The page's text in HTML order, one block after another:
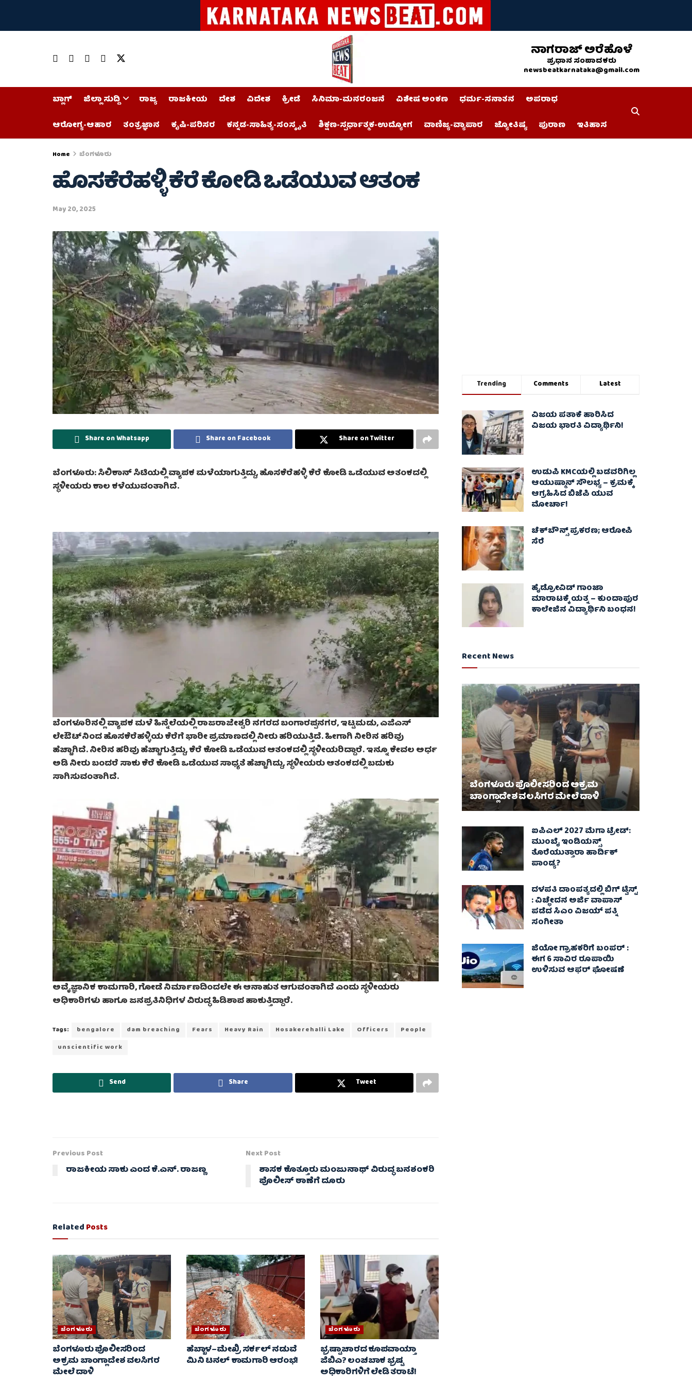
ನಾಗರಾಜ್ ಅರೆಹೊಳೆ
ಪ್ರಧಾನ ಸಂಪಾದಕರು
newsbeatkarnataka@gmail.com
ಬ್ಲಾಗ್ ಜಿಲ್ಲಾ ಸುದ್ದಿ ರಾಜ್ಯ ರಾಜಕೀಯ ದೇಶ ವಿದೇಶ ಕ್ರೀಡೆ ಸಿನಿಮಾ-ಮನರಂಜನೆ ವಿಶೇಷ ಅಂಕಣ ಧರ್ಮ-ಸನಾತನ
ಅಪರಾಧ
ಆರೋಗ್ಯ-ಆಹಾರ
ತಂತ್ರಜ್ಞಾನ ಕೃಷಿ-ಪರಿಸರ ಕನ್ನಡ-ಸಾಹಿತ್ಯ-ಸಂಸ್ಕೃತಿ ಶಿಕ್ಷಣ-ಸ್ಪರ್ಧಾತ್ಮಕ-ಉದ್ಯೋಗ ವಾಣಿಜ್ಯ-ವ್ಯಾಪಾರ ಜ್ಯೋತಿಷ್ಯ ಪುರಾಣ ಇತಿಹಾಸ
Home ಬೆಂಗಳೂರು
ಹೊಸಕೆರೆಹಳ್ಳಿ ಕೆರೆ ಕೋಡಿ ಒಡೆಯುವ ಆತಂಕ
May 20, 2025
Share on Whatsapp Share on Facebook Share on Twitter
ಬೆಂಗಳೂರು: ಸಿಲಿಕಾನ್ ಸಿಟಿಯಲ್ಲಿ ವ್ಯಾಪಕ ಮಳೆಯಾಗುತ್ತಿದ್ದು, ಹೊಸಕೆರೆಹಳ್ಳಿ ಕೆರೆ ಕೋಡಿ ಒಡೆಯುವ ಅತಂಕದಲ್ಲಿ
ಸ್ಥಳೀಯರು ಕಾಲ ಕಳೆಯುವಂತಾಗಿದೆ.
ಬೆಂಗಳೂರಿನಲ್ಲಿ ವ್ಯಾಪಕ ಮಳೆ ಹಿನ್ನೆಲೆಯಲ್ಲಿ ರಾಜರಾಜೇಶ್ವರಿ ನಗರದ ಬಂಗಾರಪ್ಪನಗರ, ಇಟ್ಟಮಡು, ಎಜಿಎಸ್
ಲೇಔಟ್‌ನಿಂದ ಹೊಸಕೆರೆಹಳ್ಳಿಯ ಕೆರೆಗೆ ಭಾರೀ ಪ್ರಮಾಣದಲ್ಲಿ ನೀರು ಹರಿಯುತ್ತಿದೆ. ಹೀಗಾಗಿ ನೀರಿನ ಹರಿವು
ಹೆಚ್ಚಾಗಿದೆ. ನೀರಿನ ಹರಿವು ಹೆಚ್ಚಾಗುತ್ತಿದ್ದು, ಕೆರೆ ಕೋಡಿ ಒಡೆಯುವ ಆತಂಕದಲ್ಲಿ ಸ್ಥಳೀಯರಿದ್ದಾರೆ. ಇನ್ನೂ ಕೇವಲ ಅರ್ಧ
ಅಡಿ ನೀರು ಬಂದರೆ ಸಾಕು ಕೆರೆ ಕೋಡಿ ಒಡೆಯುವ ಸಾಧ್ಯತೆ ಹೆಚ್ಚಾಗಿದ್ದು, ಸ್ಥಳೀಯರು ಆತಂಕದಲ್ಲಿ ಬದುಕು
ಸಾಗಿಸುವಂತಾಗಿದೆ.
ಅವೈಜ್ಞಾನಿಕ ಕಾಮಗಾರಿ, ಗೋಡೆ ನಿರ್ಮಾಣದಿಂದಲೇ ಈ ಆನಾಹುತ ಆಗುವಂತಾಗಿದೆ ಎಂದು ಸ್ಥಳೀಯರು
ಅಧಿಕಾರಿಗಳು ಹಾಗೂ ಜನಪ್ರತಿನಿಧಿಗಳ ವಿರುದ್ಧ ಹಿಡಿಶಾಪ ಹಾಕುತ್ತಿದ್ದಾರೆ.
Tags: bengalore dam breaching Fears Heavy Rain Hosakerehalli Lake Officers
People
unscientific work
Send Share Tweet
Previous Post
ರಾಜಕೀಯ ಸಾಕು ಎಂದ ಕೆ.ಎನ್. ರಾಜಣ್ಣ
Next Post
ಶಾಸಕ ಕೊತ್ತೂರು ಮಂಜುನಾಥ್ ವಿರುದ್ಧ ಬನಶಂಕರಿ
ಪೊಲೀಸ್ ಠಾಣೆಗೆ ದೂರು
RelatedPosts
ಬೆಂಗಳೂರು
ಬೆಂಗಳೂರು ಪೊಲೀಸರಿಂದ
ಅಕ್ರಮ ಬಾಂಗ್ಲಾದೇಶ ವಲಸಿಗರ
ಮೇಲೆ ದಾಳಿ
ಬೆಂಗಳೂರು
ಹೆಬ್ಬಾಳ–ಮೇಖ್ರಿ ಸರ್ಕಲ್ ನಡುವೆ
ಮಿನಿ ಟನಲ್ ಕಾಮಗಾರಿ ಆರಂಭ!
ಬೆಂಗಳೂರು
ಭ್ರಷ್ಟಾಚಾರದ ಕೂಪವಾಯ್ತಾ
ಜಿಬಿಎ? ಲಂಚಬಾಕ ಭ್ರಷ್ಟ
ಅಧಿಕಾರಿಗಳಿಗೆ ಲೇಡಿ ತರಾಟೆ!
Trending Comments Latest
ವಿಜಯ ಪತಾಕೆ ಹಾರಿಸಿದ
ವಿಜಯ ಭಾರತಿ ವಿದ್ಯಾರ್ಥಿನಿ!
ಉಡುಪಿ KMCಯಲ್ಲಿ ಬಡವರಿಗಿಲ್ಲ
ಆಯುಷ್ಮಾನ್ ಸೌಲಭ್ಯ – ಕ್ರಮಕ್ಕೆ
ಆಗ್ರಹಿಸಿದ ಬಿಜೆಪಿ ಯುವ
ಮೋರ್ಚಾ!
ಚೆಕ್​ಬೌನ್ಸ್​ ಪ್ರಕರಣ; ಆರೋಪಿ
ಸೆರೆ
ಹೈಡ್ರೋವಿಡ್ ಗಾಂಜಾ
ಮಾರಾಟಕ್ಕೆ ಯತ್ನ – ಕುಂದಾಪುರ
ಕಾಲೇಜಿನ ವಿದ್ಯಾರ್ಥಿನಿ ಬಂಧನ!
Recent News
ಬೆಂಗಳೂರು ಪೊಲೀಸರಿಂದ ಅಕ್ರಮ
ಬಾಂಗ್ಲಾದೇಶ ವಲಸಿಗರ ಮೇಲೆ ದಾಳಿ
ಐಪಿಎಲ್ 2027 ಮೆಗಾ ಟ್ರೇಡ್:
ಮುಂಬೈ ಇಂಡಿಯನ್ಸ್
ತೊರೆಯುತ್ತಾರಾ ಹಾರ್ದಿಕ್
ಪಾಂಡ್ಯ?
ದಳಪತಿ ದಾಂಪತ್ಯದಲ್ಲಿ ಬಿಗ್ ಟ್ವಿಸ್ಟ್
: ವಿಚ್ಛೇದನ ಅರ್ಜಿ ವಾಪಾಸ್‌
ಪಡೆದ ಸಿಎಂ ವಿಜಯ್ ಪತ್ನಿ
ಸಂಗೀತಾ‌
ಜಿಯೋ ಗ್ರಾಹಕರಿಗೆ ಬಂಪರ್ :
ಈಗ 6 ಸಾವಿರ ರೂಪಾಯಿ
ಉಳಿಸುವ ಆಫರ್ ಘೋಷಣೆ